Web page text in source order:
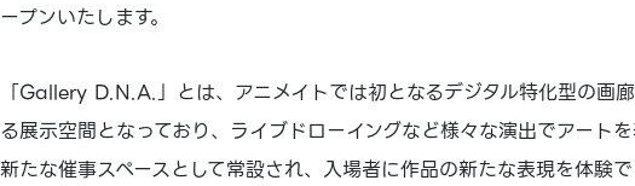
ープンいたします。
「Gallery D.N.A.」とは、アニメイトでは初となるデジタル特化型の画
る展示空間となっており、ライブドローイングなど様々な演出でアート
新たな催事スペースとして常設され、入場者に作品の新たな表現を体験で